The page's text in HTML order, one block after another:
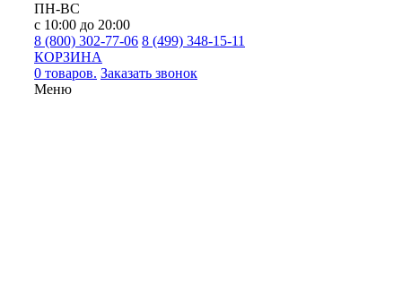
ПН-ВС
с 10:00 до 20:00
8 (800) 302-77-06 8 (499) 348-15-11
КОРЗИНА
0 товаров. Заказать звонок
Меню